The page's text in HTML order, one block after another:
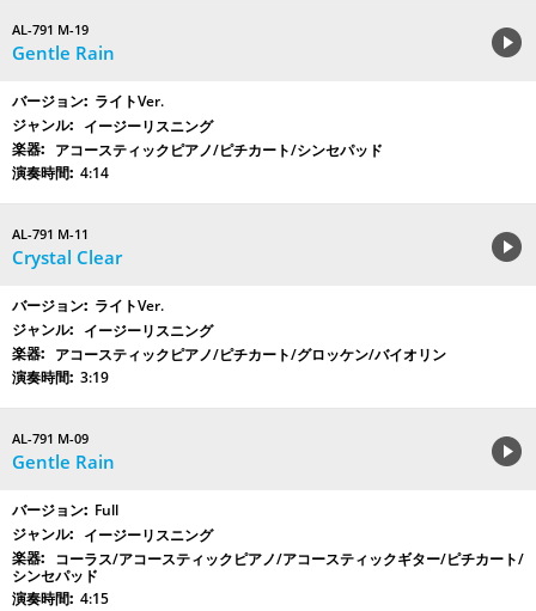
AL-791 M-19
Gentle Rain
ライトVer.
イージーリスニング
アコースティックピアノ/ピチカート/シンセパッド
4:14
AL-791 M-11
Crystal Clear
ライトVer.
イージーリスニング
アコースティックピアノ/ピチカート/グロッケン/バイオリン
3:19
AL-791 M-09
Gentle Rain
Full
イージーリスニング
コーラス/アコースティックピアノ/アコースティックギター/ピチカート/
シンセパッド
4:15